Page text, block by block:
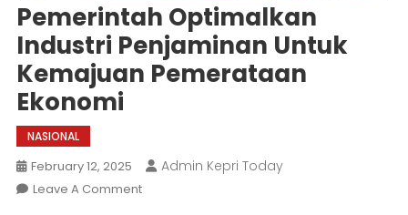
Pemerintah Optimalkan
Industri Penjaminan Untuk
Kemajuan Pemerataan
Ekonomi
NASIONAL
February 12, 2025 Admin Kepri Today
Leave A CommentOn